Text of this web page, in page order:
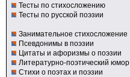
Тесты по стихосложению
Тесты по русской поэзии
Занимательное стихосложение
Псевдонимы в поэзии
Цитаты и афоризмы о поэзии
Литературно-поэтический юмор
Стихи о поэтах и поэзии